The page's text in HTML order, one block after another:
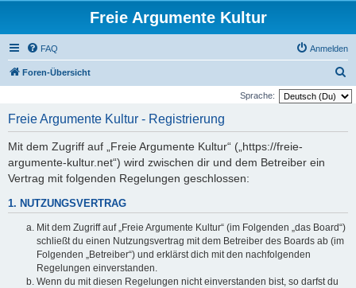
Freie Argumente Kultur
FAQ Anmelden
Foren-Übersicht
u
Sprache:
Freie Argumente Kultur - Registrierung
Mit dem Zugriff auf „Freie Argumente Kultur“ („https://freie-
argumente-kultur.net“) wird zwischen dir und dem Betreiber ein
Vertrag mit folgenden Regelungen geschlossen:
1. NUTZUNGSVERTRAG
Mit dem Zugriff auf „Freie Argumente Kultur“ (im Folgenden „das Board“)
schließt du einen Nutzungsvertrag mit dem Betreiber des Boards ab (im
Folgenden „Betreiber“) und erklärst dich mit den nachfolgenden
Regelungen einverstanden.
Wenn du mit diesen Regelungen nicht einverstanden bist, so darfst du